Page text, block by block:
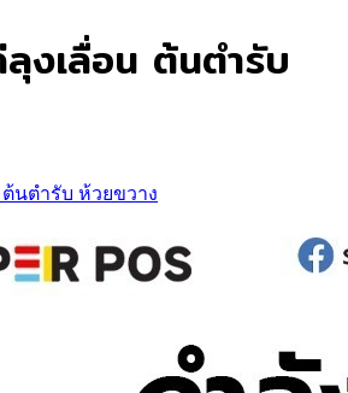
งเลื่อน ต้นตำรับ